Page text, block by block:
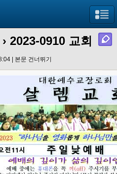
› 2023-0910 교회
| 본문 건너뛰기